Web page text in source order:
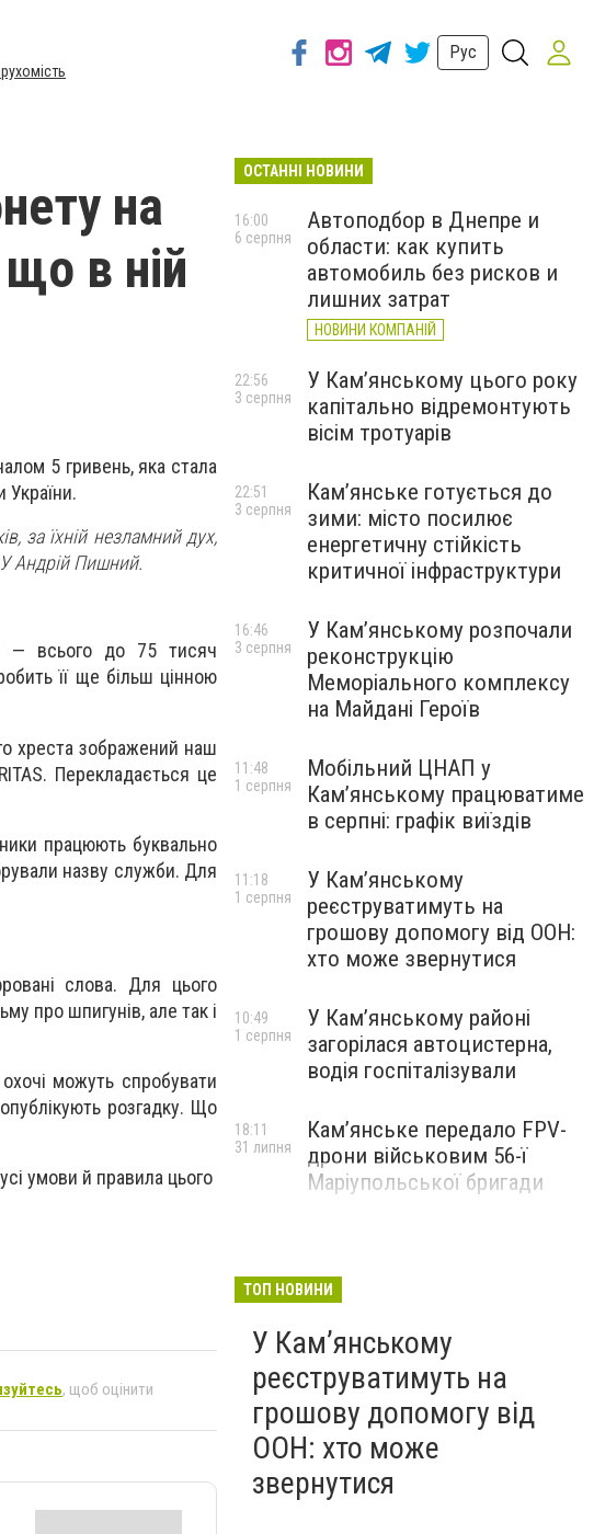
Рус
на
в ній
5 гривень, яка стала
України.
за їхній незламний дух,
Андрій Пишний.
— всього до 75 тисяч
її ще більш цінною
хреста зображений наш
Перекладається це
працюють буквально
назву служби. Для
слова. Для цього
про шпигунів, але так і
можуть спробувати
розгадку. Що
умови й правила цього
, щоб оцінити
ОСТАННІ НОВИНИ
Автоподбор в Днепре и
области: как купить
автомобиль без рисков и
лишних затрат
НОВИНИ КОМПАНІЙ
16:00
6 серпня
У Кам’янському цього року
капітально відремонтують
вісім тротуарів
22:56
3 серпня
Кам’янське готується до
зими: місто посилює
енергетичну стійкість
критичної інфраструктури
22:51
3 серпня
У Кам’янському розпочали
реконструкцію
Меморіального комплексу
на Майдані Героїв
16:46
3 серпня
Мобільний ЦНАП у
Кам’янському працюватиме
в серпні: графік виїздів
11:48
1 серпня
У Кам’янському
реєструватимуть на
грошову допомогу від ООН:
хто може звернутися
11:18
1 серпня
У Кам’янському районі
загорілася автоцистерна,
водія госпіталізували
10:49
1 серпня
Кам’янське передало FPV-
дрони військовим 56-ї
Маріупольської бригади
18:11
31 липня
ТОП НОВИНИ
У Кам’янському
реєструватимуть на
грошову допомогу від
ООН: хто може
звернутися